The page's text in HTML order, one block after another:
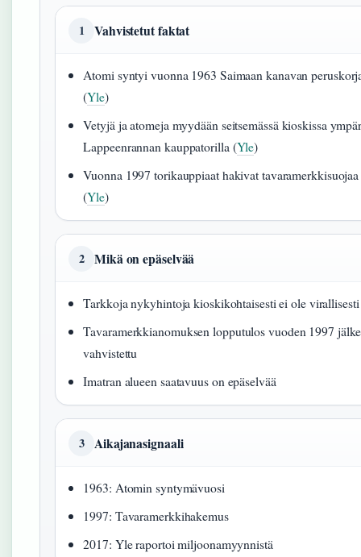
1 Vahvistetut faktat
Atomi syntyi vuonna 1963 Saimaan kanavan
(Yle)
Vetyjä ja atomeja myydään seitsemässä kioskissa
Lappeenrannan kauppatorilla (Yle)
Vuonna 1997 torikauppiaat hakivat
(Yle)
2 Mikä on epäselvää
Tarkkoja nykyhintoja kioskikohtaisesti ei ole
Tavaramerkkianomuksen lopputulos vuoden 1997
vahvistettu
Imatran alueen saatavuus on epäselvää
3 Aikajanasignaali
1963: Atomin syntymävuosi
1997: Tavaramerkkihakemus
2017: Yle raportoi miljoonamyynnistä